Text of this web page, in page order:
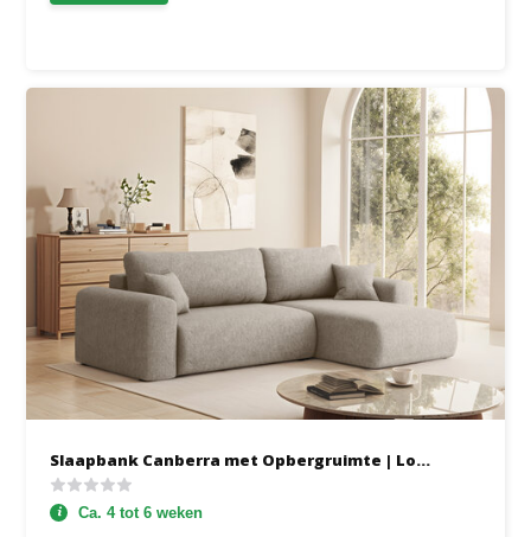
Slaapbank Canberra met Opbergruimte | Lo...
Ca. 4 tot 6 weken